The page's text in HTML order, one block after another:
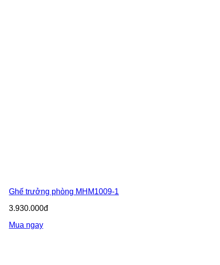
Ghế trưởng phòng MHM1009-1
3.930.000đ
Mua ngay